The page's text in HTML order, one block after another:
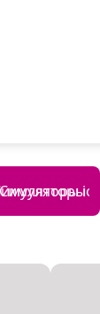
Симуляторы